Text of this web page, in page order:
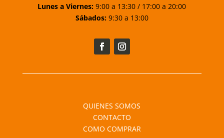
Lunes a Viernes: 9:00 a 13:30 / 17:00 a 20:00
Sábados:9:30 a 13:00
QUIENES SOMOS
CONTACTO
COMO COMPRAR